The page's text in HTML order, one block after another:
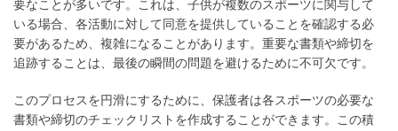
要なことが多いです。これは、子供が複数のスポーツに関与して
いる場合、各活動に対して同意を提供していることを確認する必
要があるため、複雑になることがあります。重要な書類や締切を
追跡することは、最後の瞬間の問題を避けるために不可欠です。
このプロセスを円滑にするために、保護者は各スポーツの必要な
書類や締切のチェックリストを作成することができます。この積